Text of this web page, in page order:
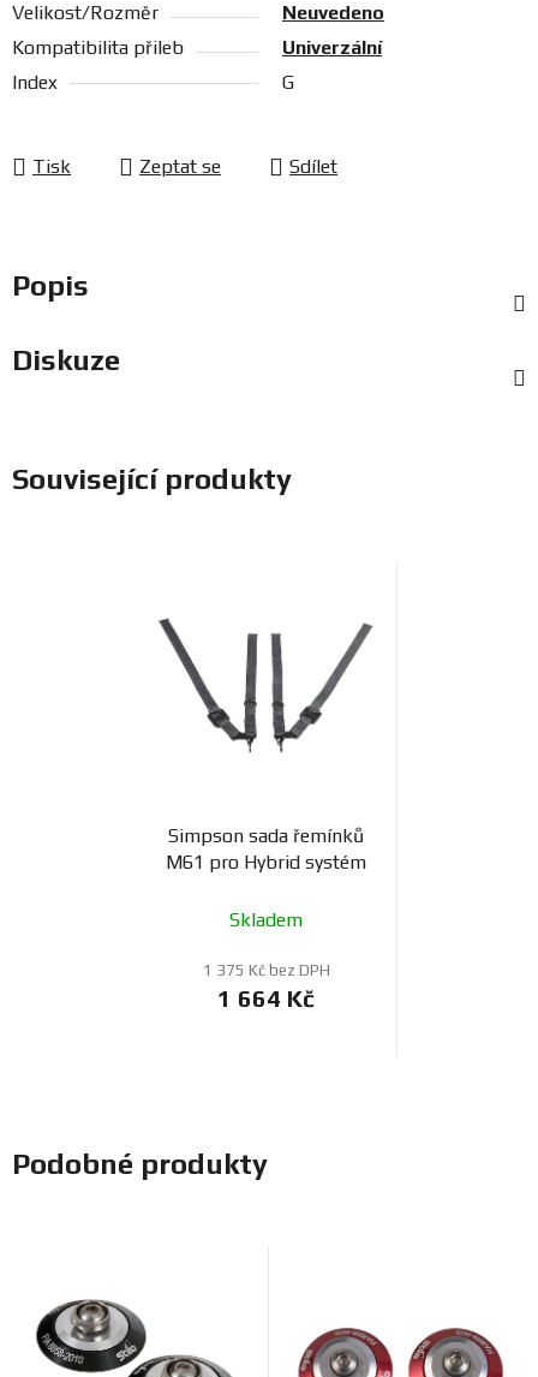
Velikost/Rozměr
Neuvedeno
Kompatibilita přileb
Univerzální
Index
G
Tisk Zeptat se Sdílet
Popis
Diskuze
Související produkty
Simpson sada řemínků
M61 pro Hybrid systém
Skladem
1 375 Kč bez DPH
1 664 Kč
Podobné produkty